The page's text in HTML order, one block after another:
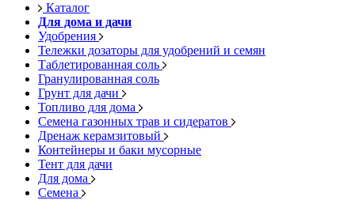
Каталог
Для дома и дачи
Удобрения
Тележки дозаторы для удобрений и семян
Таблетированная соль
Гранулированная соль
Грунт для дачи
Топливо для дома
Семена газонных трав и сидератов
Дренаж керамзитовый
Контейнеры и баки мусорные
Тент для дачи
Для дома
Семена